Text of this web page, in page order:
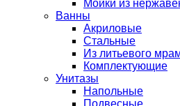
Мойки из
Ванны
Акриловые
Стальные
Из литьевого
Комплектующие
Унитазы
Напольные